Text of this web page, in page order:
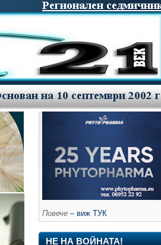
Повече – виж ТУК
НЕ НА ВОЙНАТА!